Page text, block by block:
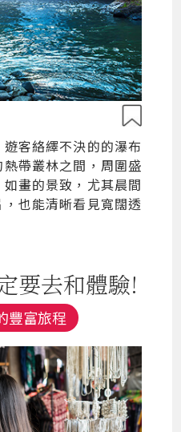
客絡繹不決的的瀑布
帶叢林之間，周圍盛
畫的景致，尤其晨間
也能清晰看見寬闊透
要去和體驗!
豐富旅程